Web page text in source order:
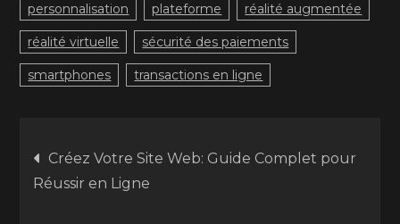
personnalisation plateforme réalité augmentée
réalité virtuelle sécurité des paiements
smartphones transactions en ligne
Navigation
de
Créez Votre Site Web: Guide Complet pour
Réussir en Ligne